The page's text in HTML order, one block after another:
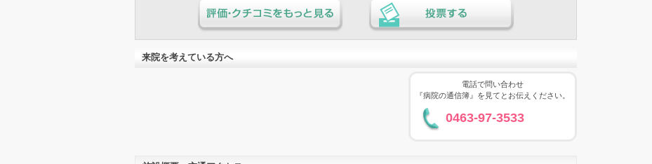
評価・クチコミをもっと見る
投票する
来院を考えている方へ
電話で問い合わせ
『病院の通信簿』を見てとお伝えください。
0463-97-3533